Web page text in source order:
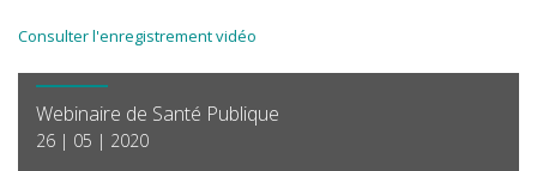
Consulter l'enregistrement vidéo
Webinaire de Santé Publique
26 | 05 | 2020